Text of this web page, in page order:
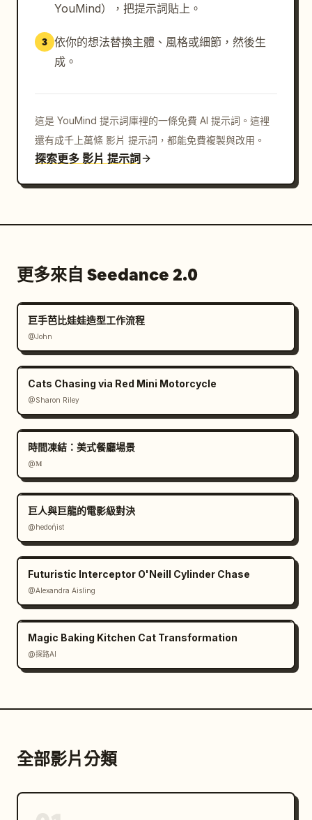
YouMind），把提示詞貼上。
3 依你的想法替換主體、風格或細節，然後生
成。
這是 YouMind 提示詞庫裡的一條免費 AI 提示詞。這裡
還有成千上萬條 影片 提示詞，都能免費複製與改用。
探索更多 影片 提示詞
更多來自 Seedance 2.0
巨手芭比娃娃造型工作流程
@John
Cats Chasing via Red Mini Motorcycle
@Sharon Riley
時間凍結：美式餐廳場景
@𝐌
巨人與巨龍的電影級對決
@hedoήist
Futuristic Interceptor O'Neill Cylinder Chase
@Alexandra Aisling
Magic Baking Kitchen Cat Transformation
@探路AI
全部影片分類